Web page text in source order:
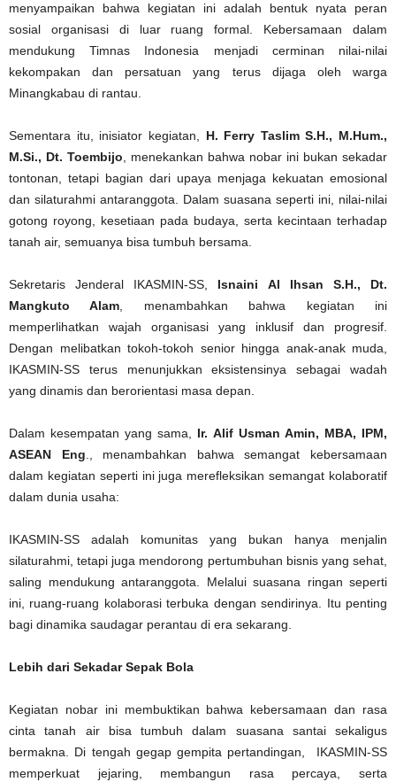
menyampaikan bahwa kegiatan ini adalah bentuk nyata peran
sosial organisasi di luar ruang formal. Kebersamaan dalam
mendukung Timnas Indonesia menjadi cerminan nilai-nilai
kekompakan dan persatuan yang terus dijaga oleh warga
Minangkabau di rantau.
Sementara itu, inisiator kegiatan, H. Ferry Taslim S.H., M.Hum.,
M.Si., Dt. Toembijo , menekankan bahwa nobar ini bukan sekadar
tontonan, tetapi bagian dari upaya menjaga kekuatan emosional
dan silaturahmi antaranggota. Dalam suasana seperti ini, nilai-nilai
gotong royong, kesetiaan pada budaya, serta kecintaan terhadap
tanah air, semuanya bisa tumbuh bersama.
Sekretaris Jenderal IKASMIN-SS, Isnaini Al Ihsan S.H., Dt.
Mangkuto Alam , menambahkan bahwa kegiatan ini
memperlihatkan wajah organisasi yang inklusif dan progresif.
Dengan melibatkan tokoh-tokoh senior hingga anak-anak muda,
IKASMIN-SS terus menunjukkan eksistensinya sebagai wadah
yang dinamis dan berorientasi masa depan.
Dalam kesempatan yang sama, Ir. Alif Usman Amin, MBA, IPM,
ASEAN Eng ., menambahkan bahwa semangat kebersamaan
dalam kegiatan seperti ini juga merefleksikan semangat kolaboratif
dalam dunia usaha:
IKASMIN-SS adalah komunitas yang bukan hanya menjalin
silaturahmi, tetapi juga mendorong pertumbuhan bisnis yang sehat,
saling mendukung antaranggota. Melalui suasana ringan seperti
ini, ruang-ruang kolaborasi terbuka dengan sendirinya. Itu penting
bagi dinamika saudagar perantau di era sekarang.
Lebih dari Sekadar Sepak Bola
Kegiatan nobar ini membuktikan bahwa kebersamaan dan rasa
cinta tanah air bisa tumbuh dalam suasana santai sekaligus
bermakna. Di tengah gegap gempita pertandingan, IKASMIN-SS
memperkuat jejaring, membangun rasa percaya, serta